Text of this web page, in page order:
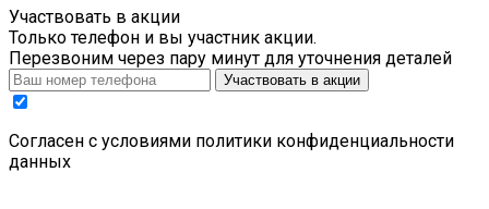
Участвовать в акции
Только телефон и вы участник акции.
Перезвоним через пару минут для уточнения деталей
Участвовать в акции
Cогласен с условиями политики конфиденциальности
данных